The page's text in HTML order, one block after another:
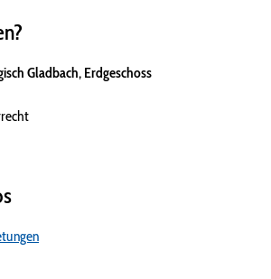
Gladbach, Erdgeschoss